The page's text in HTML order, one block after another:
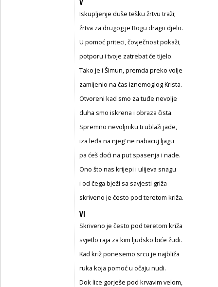
Iskupljenje duše tešku žrtvu traži;
žrtva za drugog je Bogu drago djelo.
U pomoć priteci, čovječnost pokaži,
potporu i tvoje zatrebat će tijelo.
Tako je i Šimun, premda preko volje
zamijenio na čas iznemoglog Krista.
Otvoreni kad smo za tuđe nevolje
duha smo iskrena i obraza čista.
Spremno nevoljniku ti ublaži jade,
iza leđa na njeg’ ne nabacuj ljagu
pa ćeš doći na put spasenja i nade.
Ono što nas krijepi i ulijeva snagu
i od čega bježi sa savjesti griža
skriveno je često pod teretom križa.
VI
Skriveno je često pod teretom križa
svjetlo raja za kim ljudsko biće žudi.
Kad križ ponesemo srcu je najbliža
ruka koja pomoć u očaju nudi.
Dok lice gorješe pod krvavim velom,